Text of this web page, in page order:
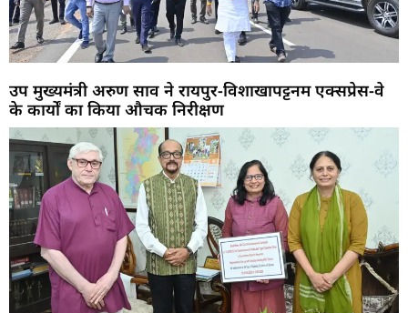
उप मुख्यमंत्री अरुण साव ने रायपुर-विशाखापट्टनम एक्सप्रेस-वे
के कार्यों का किया औचक निरीक्षण